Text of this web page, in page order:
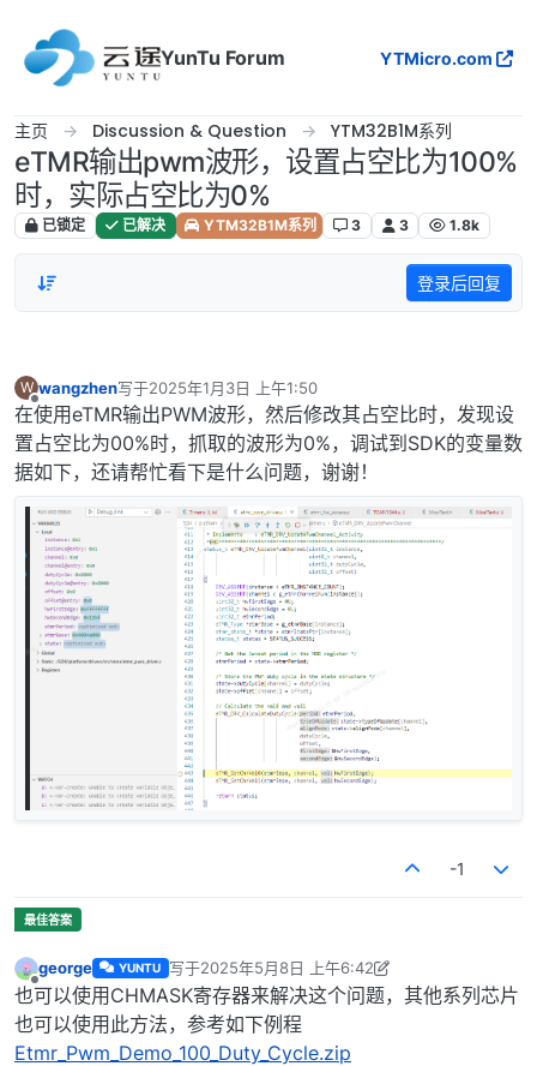
YunTu Forum
YTMicro.com
主页 Discussion & Question YTM32B1M系列
eTMR输出pwm波形，设置占空比为100%
时，实际占空比为0%
已锁定 已解决 YTM32B1M系列 3 3 1.8k
登录后回复
W
离线
wangzhen写于2025年1月3日 上午1:50
最后由 编辑
在使用eTMR输出PWM波形，然后修改其占空比时，发现设
置占空比为00%时，抓取的波形为0%，调试到SDK的变量数
据如下，还请帮忙看下是什么问题，谢谢！
-1
离线
george YUNTU 写于2025年5月8日 上午6:42
最后由 george 编辑2025年5月8日 下午2:43
也可以使用CHMASK寄存器来解决这个问题，其他系列芯片
也可以使用此方法，参考如下例程
Etmr_Pwm_Demo_100_Duty_Cycle.zip